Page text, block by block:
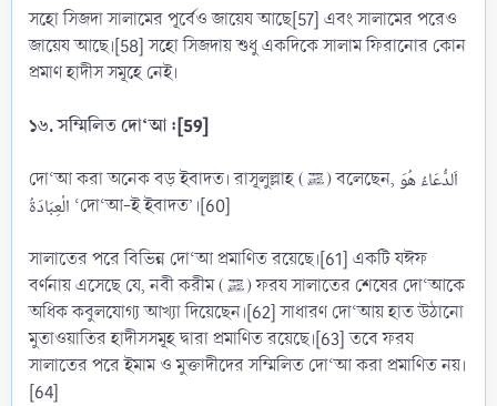
সহো সিজদা সালামের পূর্বেও জায়েয আছে[57] এবং সালামের পরেও
জায়েয আছে।[58] সহো সিজদায় শুধু একদিকে সালাম ফিরানোর কোন
প্রমাণ হাদীস সমূহে নেই।
১৬. সম্মিলিত দো‘আ :[59]
দো‘আ করা অনেক বড় ইবাদত। রাসূলুল্লাহ (ﷺ) বলেছেন, اَلدُّعَاءُ هُوَ
الْعِبَادَةُ ‘দো‘আ-ই ইবাদত’।[60]
সালাতের পরে বিভিন্ন দো‘আ প্রমাণিত রয়েছে।[61] একটি যঈফ
বর্ণনায় এসেছে যে, নবী করীম (ﷺ) ফরয সালাতের শেষের দো‘আকে
অধিক কবুলযোগ্য আখ্যা দিয়েছেন।[62] সাধারণ দো‘আয় হাত উঠানো
মুতাওয়াতির হাদীসসমূহ দ্বারা প্রমাণিত রয়েছে।[63] তবে ফরয
সালাতের পরে ইমাম ও মুক্তাদীদের সম্মিলিত দো‘আ করা প্রমাণিত নয়।
[64]